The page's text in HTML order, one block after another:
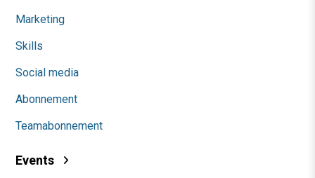
Marketing
Skills
Social media
Abonnement
Teamabonnement
Events